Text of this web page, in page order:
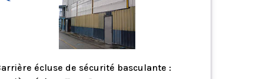
écluse de sécurité basculante :